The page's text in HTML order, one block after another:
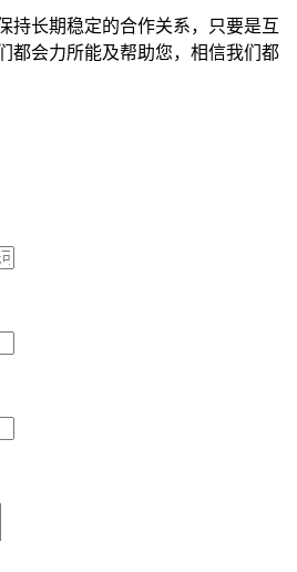
持长期稳定的合作关系，只要是互
都会力所能及帮助您，相信我们都